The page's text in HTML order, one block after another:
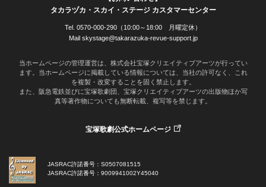
タカラヅカ・スカイ・ステージ カスタマーセンター
Tel. 0570-000-290（10:00～18:00 月曜定休）
Mail skystage@takarazuka-revue-support.jp
当ホームページの管理運営は、株式会社宝塚クリエイティブアーツが行ってい
ます。当ホームページに掲載している情報については、当社の許可なく、これ
を複製・改変することを固く禁止します。
また、阪急電鉄並びに宝塚歌劇団、宝塚クリエイティブアーツの出版物ほか写
真等著作物についても無断転載、複写等を禁じます。
宝塚歌劇公式ホームページ
JASRAC許諾番号：S0507081515
JASRAC許諾番号：9009941002Y45040